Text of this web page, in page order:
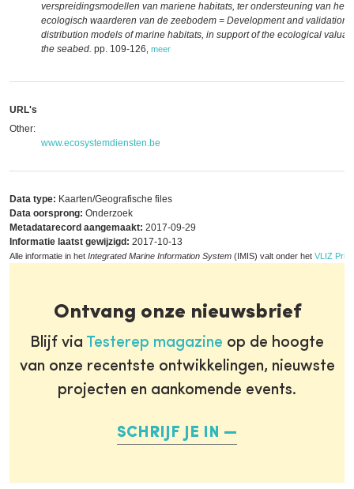
verspreidingsmodellen van mariene habitats, ter ondersteuning van het
ecologisch waarderen van de zeebodem = Development and validation
distribution models of marine habitats, in support of the ecological
the seabed. pp. 109-126 meer
URL's
Other:
www.ecosystemdiensten.be
Data type: Kaarten/Geografische files
Data oorsprong: Onderzoek
Metadatarecord aangemaakt: 2017-09-29
Informatie laatst gewijzigd: 2017-10-13
Alle informatie in het Integrated Marine Information System (IMIS) valt onder het VLIZ
Ontvang onze nieuwsbrief
Blijf via Testerep magazine op de hoogte
van onze recentste ontwikkelingen, nieuwste
projecten en aankomende events.
SCHRIJF JE IN